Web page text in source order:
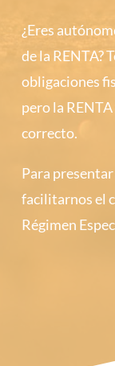
¿Eres
de la RENTA?
obligaciones
pero la
correcto.
Para
facilitarnos el
Régimen